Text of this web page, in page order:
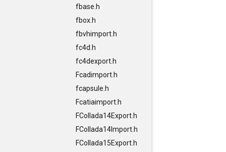
fbase.h
fbox.h
fbvhimport.h
fc4d.h
fc4dexport.h
Fcadimport.h
fcapsule.h
Fcatiaimport.h
FCollada14Export.h
FCollada14Import.h
FCollada15Export.h